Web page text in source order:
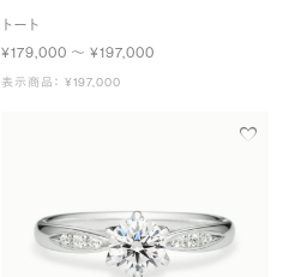
トート
¥179,000 〜 ¥197,000
表示商品： ¥197,000